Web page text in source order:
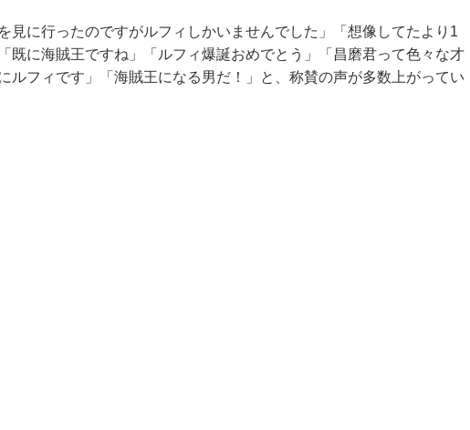
見に行ったのですがルフィしかいませんでした」「想像してたより1
既に海賊王ですね」「ルフィ爆誕おめでとう」「昌磨君って色々な才
ルフィです」「海賊王になる男だ！」と、称賛の声が多数上がってい